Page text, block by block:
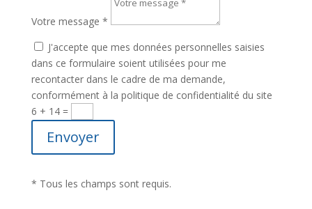
Votre message *
J'accepte que mes données personnelles saisies
dans ce formulaire soient utilisées pour me
recontacter dans le cadre de ma demande,
conformément à la politique de confidentialité du site
6 + 14=
Envoyer
* Tous les champs sont requis.